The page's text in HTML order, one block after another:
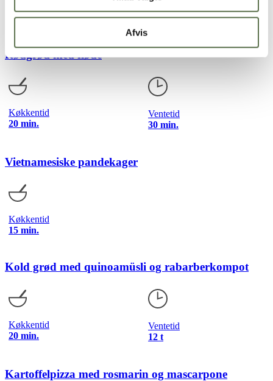
Afvis
20 min.
6 timer
Rødgrød med fløde
Køkkentid
20 min.
Ventetid
30 min.
Vietnamesiske pandekager
Køkkentid
15 min.
Kold grød med quinoamüsli og rabarberkompot
Køkkentid
20 min.
Ventetid
12 t
Kartoffelpizza med rosmarin og mascarpone